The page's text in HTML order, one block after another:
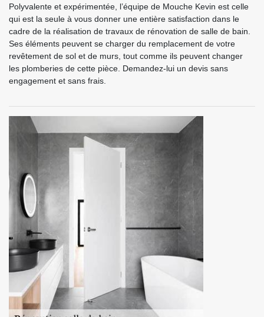
Polyvalente et expérimentée, l’équipe de Mouche Kevin est celle
qui est la seule à vous donner une entière satisfaction dans le
cadre de la réalisation de travaux de rénovation de salle de bain.
Ses éléments peuvent se charger du remplacement de votre
revêtement de sol et de murs, tout comme ils peuvent changer
les plomberies de cette pièce. Demandez-lui un devis sans
engagement et sans frais.